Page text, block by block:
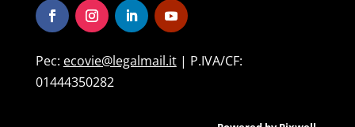
Pec: ecovie@legalmail.it| P.IVA/CF:
01444350282